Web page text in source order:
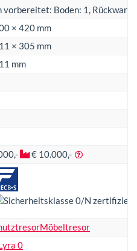
vorbereitet: Boden: 1,
× 420 mm
× 305 mm
mm
€ 10.000,-
Möbeltresor
0